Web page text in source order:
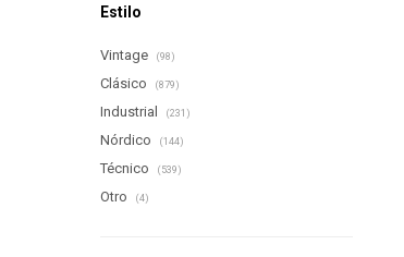
Estilo
Vintage (98)
Clásico (879)
Industrial (231)
Nórdico (144)
Técnico (539)
Otro (4)